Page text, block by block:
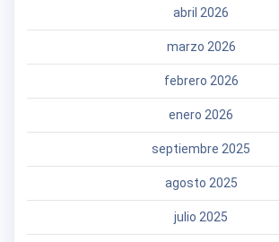
abril 2026
marzo 2026
febrero 2026
enero 2026
septiembre 2025
agosto 2025
julio 2025